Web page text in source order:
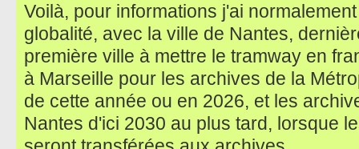
Voilà, pour informations j'ai
globalité, avec la ville de Nantes,
première ville à mettre le tramway en
à Marseille pour les archives de la
de cette année ou en 2026, et les
Nantes d'ici 2030 au plus tard, lorsque